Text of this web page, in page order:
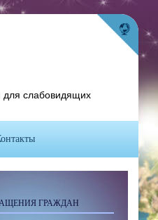
ГРАЖДАН
для слабовидящих